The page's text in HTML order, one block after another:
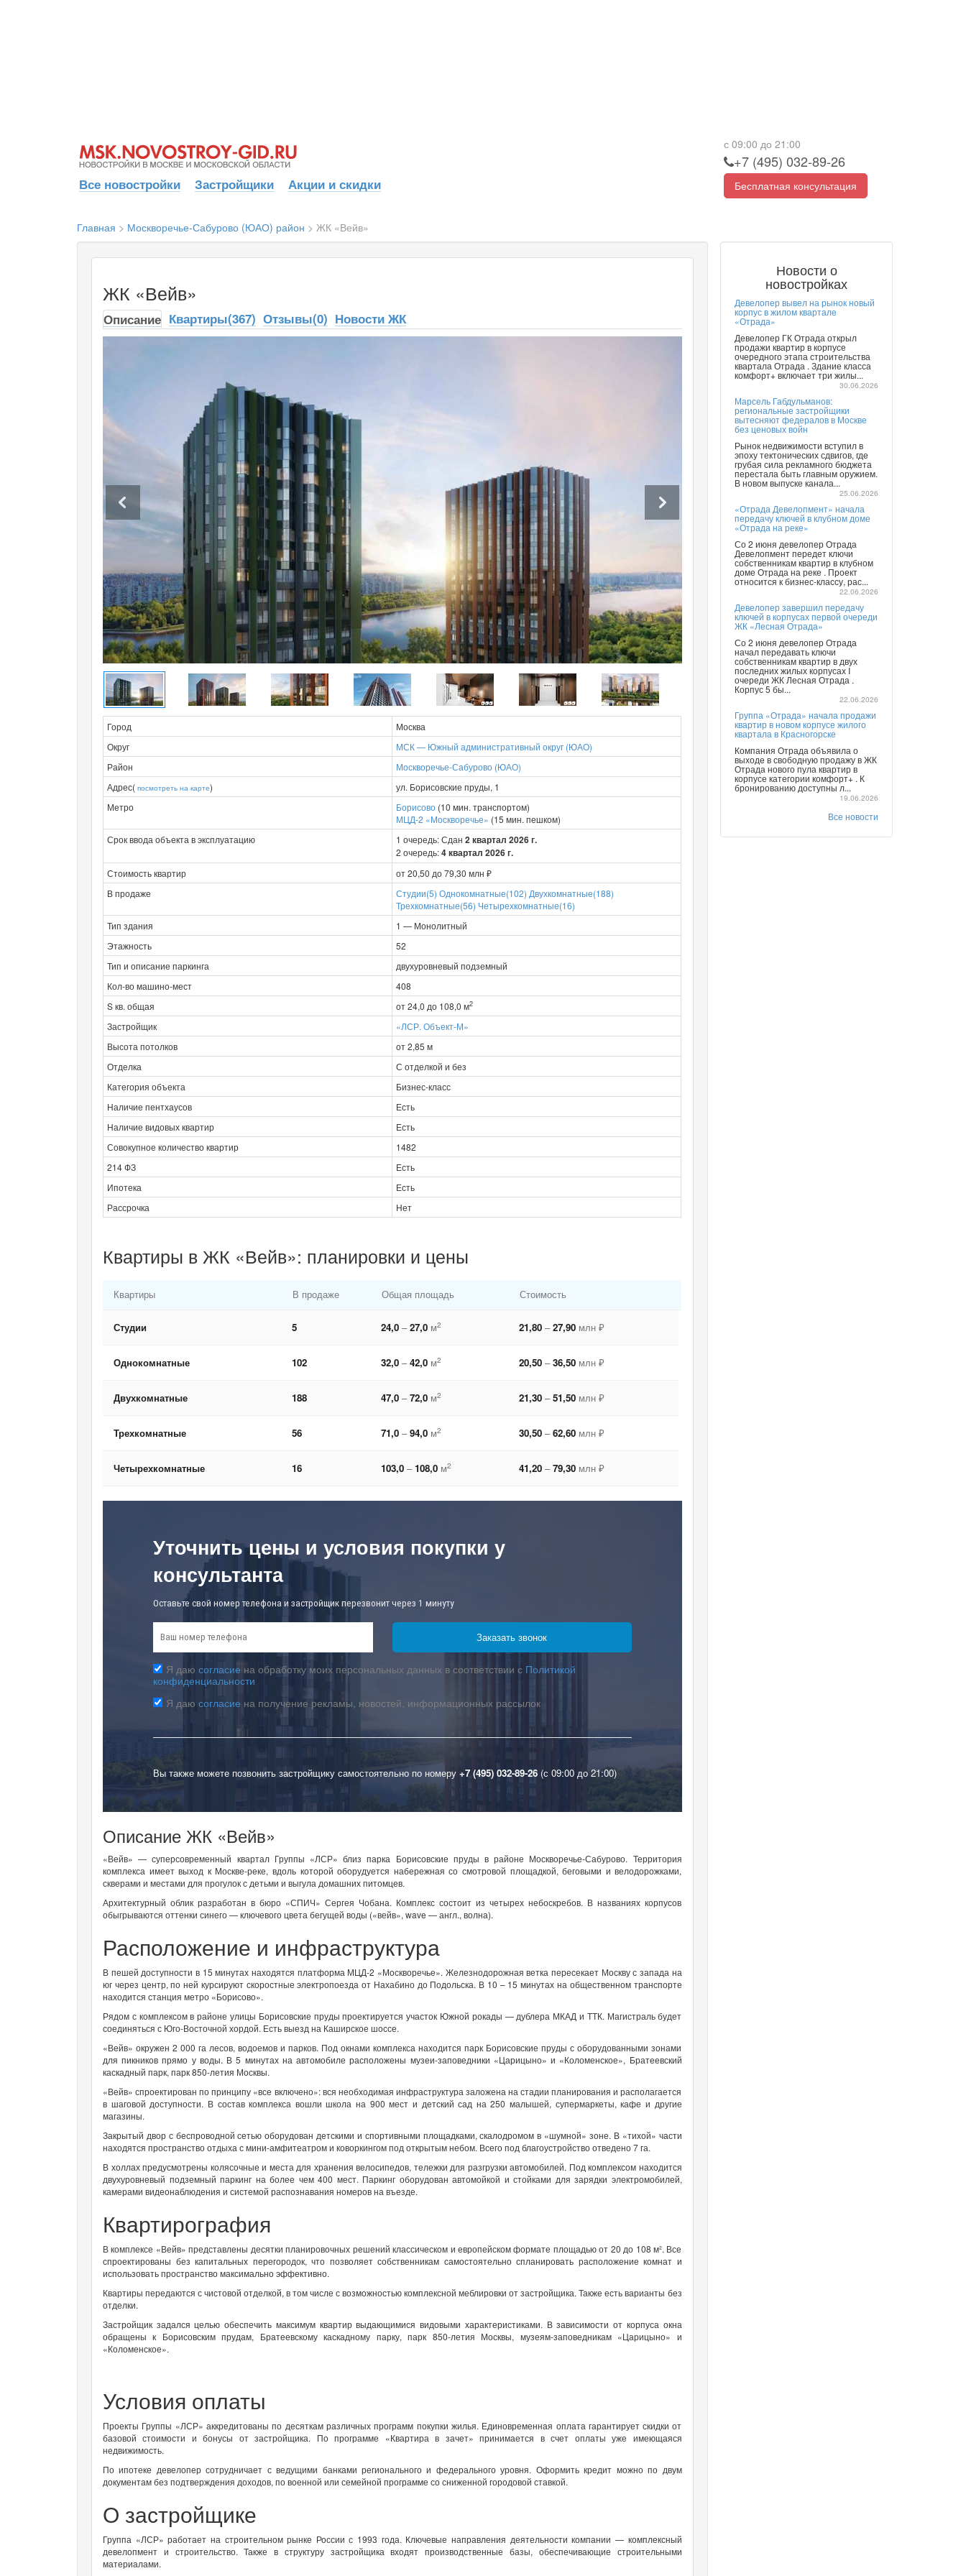
Все новостройки Застройщики Акции и скидки
с 09:00 до 21:00
+7 (495) 032-89-26
Бесплатная консультация
Главная > Москворечье-Сабурово (ЮАО) район > ЖК «Вейв»
ЖК «Вейв»
Описание Квартиры(367) Отзывы(0) Новости ЖК
Город
Москва
Округ
МСК — Южный административный округ (ЮАО)
Район
Москворечье-Сабурово (ЮАО)
Адрес( посмотреть на карте)
ул. Борисовские пруды, 1
Метро
Борисово (10 мин. транспортом)
МЦД-2 «Москворечье» (15 мин. пешком)
Срок ввода объекта в эксплуатацию
1 очередь: Сдан 2 квартал 2026 г.
2 очередь:4 квартал 2026 г.
Стоимость квартир
от 20,50 до 79,30 млн ₽
В продаже
Студии(5) Однокомнатные(102) Двухкомнатные(188)
Трехкомнатные(56) Четырехкомнатные(16)
Тип здания
1 — Монолитный
Этажность
52
Тип и описание паркинга
двухуровневый подземный
Кол-во машино-мест
408
S кв. общая
от 24,0 до 108,0 м2
Застройщик
«ЛСР. Объект-М»
Высота потолков
от 2,85 м
Отделка
С отделкой и без
Категория объекта
Бизнес-класс
Наличие пентхаусов
Есть
Наличие видовых квартир
Есть
Совокупное количество квартир
1482
214 ФЗ
Есть
Ипотека
Есть
Рассрочка
Нет
Квартиры в ЖК «Вейв»: планировки и цены
Квартиры В продаже Общая площадь Стоимость
Студии 5 24,0 –27,0 м2 21,80 –27,90 млн ₽
Однокомнатные 102 32,0 –42,0 м2 20,50 –36,50 млн ₽
Двухкомнатные 188 47,0 –72,0 м2 21,30 –51,50 млн ₽
Трехкомнатные 56 71,0 –94,0 м2 30,50 –62,60 млн ₽
Четырехкомнатные 16 103,0 –108,0 м2 41,20 –79,30 млн ₽
Уточнить цены и условия покупки у
консультанта
Оставьте свой номер телефона и застройщик перезвонит через 1 минуту
Я даю согласие на обработку моих персональных данных в соответствии с Политикой
конфиденциальности
Я даю согласие на получение рекламы, новостей, информационных рассылок
Вы также можете позвонить застройщику самостоятельно по номеру +7 (495) 032-89-26 (с 09:00 до 21:00)
Описание ЖК «Вейв»
«Вейв» — суперсовременный квартал Группы «ЛСР» близ парка Борисовские пруды в районе Москворечье-Сабурово. Территория
комплекса имеет выход к Москве-реке, вдоль которой оборудуется набережная со смотровой площадкой, беговыми и велодорожками,
скверами и местами для прогулок с детьми и выгула домашних питомцев.
Архитектурный облик разработан в бюро «СПИЧ» Сергея Чобана. Комплекс состоит из четырех небоскребов. В названиях корпусов
обыгрываются оттенки синего — ключевого цвета бегущей воды («вейв», wave — англ., волна).
Расположение и инфраструктура
В пешей доступности в 15 минутах находятся платформа МЦД-2 «Москворечье». Железнодорожная ветка пересекает Москву с запада на
юг через центр, по ней курсируют скоростные электропоезда от Нахабино до Подольска. В 10 – 15 минутах на общественном транспорте
находится станция метро «Борисово».
Рядом с комплексом в районе улицы Борисовские пруды проектируется участок Южной рокады — дублера МКАД и ТТК. Магистраль будет
соединяться с Юго-Восточной хордой. Есть выезд на Каширское шоссе.
«Вейв» окружен 2 000 га лесов, водоемов и парков. Под окнами комплекса находится парк Борисовские пруды с оборудованными зонами
для пикников прямо у воды. В 5 минутах на автомобиле расположены музеи-заповедники «Царицыно» и «Коломенское», Братеевский
каскадный парк, парк 850-летия Москвы.
«Вейв» спроектирован по принципу «все включено»: вся необходимая инфраструктура заложена на стадии планирования и располагается
в шаговой доступности. В состав комплекса вошли школа на 900 мест и детский сад на 250 малышей, супермаркеты, кафе и другие
магазины.
Закрытый двор с беспроводной сетью оборудован детскими и спортивными площадками, скалодромом в «шумной» зоне. В «тихой» части
находятся пространство отдыха с мини-амфитеатром и коворкингом под открытым небом. Всего под благоустройство отведено 7 га.
В холлах предусмотрены колясочные и места для хранения велосипедов, тележки для разгрузки автомобилей. Под комплексом находится
двухуровневый подземный паркинг на более чем 400 мест. Паркинг оборудован автомойкой и стойками для зарядки электромобилей,
камерами видеонаблюдения и системой распознавания номеров на въезде.
Квартирография
В комплексе «Вейв» представлены десятки планировочных решений классическом и европейском формате площадью от 20 до 108 м². Все
спроектированы без капитальных перегородок, что позволяет собственникам самостоятельно спланировать расположение комнат и
использовать пространство максимально эффективно.
Квартиры передаются с чистовой отделкой, в том числе с возможностью комплексной меблировки от застройщика. Также есть варианты без
отделки.
Застройщик задался целью обеспечить максимум квартир выдающимися видовыми характеристиками. В зависимости от корпуса окна
обращены к Борисовским прудам, Братеевскому каскадному парку, парк 850-летия Москвы, музеям-заповедникам «Царицыно» и
«Коломенское».
Условия оплаты
Проекты Группы «ЛСР» аккредитованы по десяткам различных программ покупки жилья. Единовременная оплата гарантирует скидки от
базовой стоимости и бонусы от застройщика. По программе «Квартира в зачет» принимается в счет оплаты уже имеющаяся
недвижимость.
По ипотеке девелопер сотрудничает с ведущими банками регионального и федерального уровня. Оформить кредит можно по двум
документам без подтверждения доходов, по военной или семейной программе со сниженной городовой ставкой.
О застройщике
Группа «ЛСР» работает на строительном рынке России с 1993 года. Ключевые направления деятельности компании — комплексный
девелопмент и строительство. Также в структуру застройщика входят производственные базы, обеспечивающие строительными
материалами.
Новости о
новостройках
Девелопер вывел на рынок новый
корпус в жилом квартале
«Отрада»
Девелопер ГК Отрада открыл
продажи квартир в корпусе
очередного этапа строительства
квартала Отрада . Здание класса
комфорт+ включает три жилы...
30.06.2026
Марсель Габдульманов:
региональные застройщики
вытесняют федералов в Москве
без ценовых войн
Рынок недвижимости вступил в
эпоху тектонических сдвигов, где
грубая сила рекламного бюджета
перестала быть главным оружием.
В новом выпуске канала...
25.06.2026
«Отрада Девелопмент» начала
передачу ключей в клубном доме
«Отрада на реке»
Со 2 июня девелопер Отрада
Девелопмент передет ключи
собственникам квартир в клубном
доме Отрада на реке . Проект
относится к бизнес-классу, рас...
22.06.2026
Девелопер завершил передачу
ключей в корпусах первой очереди
ЖК «Лесная Отрада»
Со 2 июня девелопер Отрада
начал передавать ключи
собственникам квартир в двух
последних жилых корпусах I
очереди ЖК Лесная Отрада .
Корпус 5 бы...
22.06.2026
Группа «Отрада» начала продажи
квартир в новом корпусе жилого
квартала в Красногорске
Компания Отрада объявила о
выходе в свободную продажу в ЖК
Отрада нового пула квартир в
корпусе категории комфорт+ . К
бронированию доступны л...
19.06.2026
Все новости